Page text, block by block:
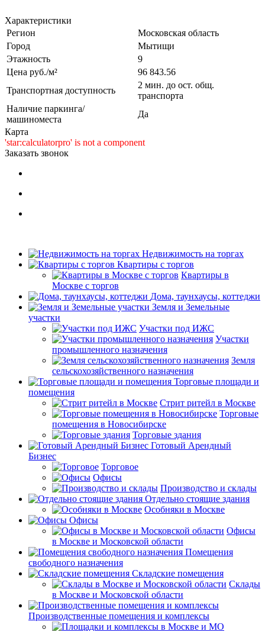
Характеристики
Регион
Московская область
Город
Мытищи
Этажность
9
Цена руб./м²
96 843.56
Транспортная доступность
2 мин. до ост. общ.
транспорта
Наличие паркинга/
машиноместа
Да
Карта
'star:calculatorpro' is not a component
Заказать звонок
Недвижимость на торгах
Квартиры с торгов
Квартиры в
Москве с торгов
Дома, таунхаусы, коттеджи
Земля и Земельные
участки
Участки под ИЖС
Участки
промышленного назначения
Земля
сельскохозяйственного назначения
Торговые площади и
помещения
Стрит ритейл в Москве
Торговые
помещения в Новосибирске
Торговые здания
Готовый Арендный
Бизнес
Торговое
Офисы
Производство и склады
Отдельно стоящие здания
Особняки в Москве
Офисы
Офисы
в Москве и Московской области
Помещения
свободного назначения
Складские помещения
Склады
в Москве и Московской области
Производственные помещения и комплексы